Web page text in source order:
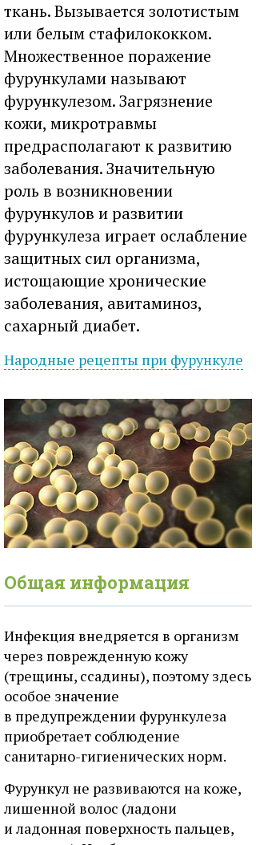
ткань. Вызывается золотистым
или белым стафилококком.
Множественное поражение
фурункулами называют
фурункулезом. Загрязнение
кожи, микротравмы
предрасполагают к развитию
заболевания. Значительную
роль в возникновении
фурункулов и развитии
фурункулеза играет ослабление
защитных сил организма,
истощающие хронические
заболевания, авитаминоз,
сахарный диабет.
Народные рецепты при фурункуле
Общая информация
Инфекция внедряется в организм
через поврежденную кожу
(трещины, ссадины), поэтому здесь
особое значение
в предупреждении фурункулеза
приобретает соблюдение
санитарно-гигиенических норм.
Фурункул не развиваются на коже,
лишенной волос (ладони
и ладонная поверхность пальцев,